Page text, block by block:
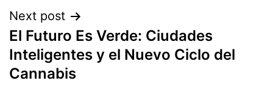
Next post
El Futuro Es Verde: Ciudades
Inteligentes y el Nuevo Ciclo del
Cannabis